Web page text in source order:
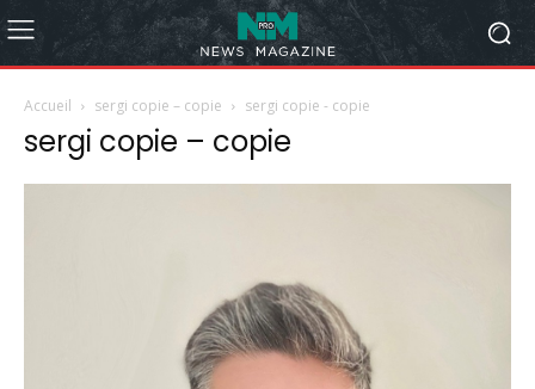
Accueil sergi copie – copie sergi copie - copie
sergi copie – copie